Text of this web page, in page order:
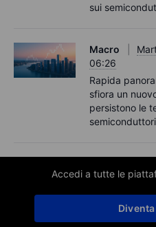
sui
Macro
06:26
Rapida
sfiora un
persistono le
Accedi a tutte le